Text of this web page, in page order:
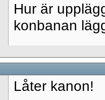
Hur är
konbanan
Låter kanon!